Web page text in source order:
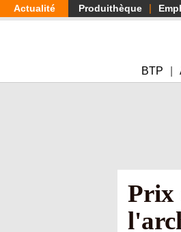
Aller
au
Actualité Produithèque
BTP
Prix